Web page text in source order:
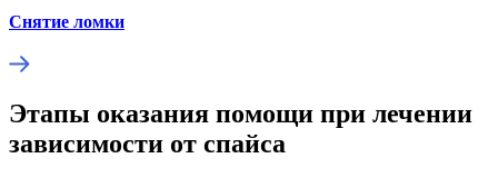
Снятие ломки
Этапы оказания помощи при лечении
зависимости от спайса